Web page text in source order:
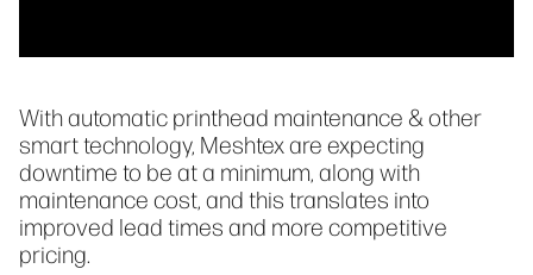
With automatic printhead maintenance & other
smart technology, Meshtex are expecting
downtime to be at a minimum, along with
maintenance cost, and this translates into
improved lead times and more competitive
pricing.